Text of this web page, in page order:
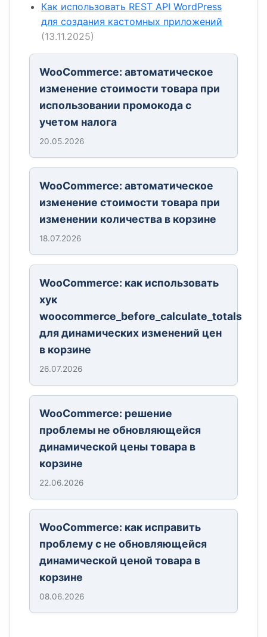
Как использовать REST API WordPress
для создания кастомных приложений
(13.11.2025)
WooCommerce: автоматическое
изменение стоимости товара при
использовании промокода с
учетом налога
20.05.2026
WooCommerce: автоматическое
изменение стоимости товара при
изменении количества в корзине
18.07.2026
WooCommerce: как использовать
хук
woocommerce_before_calculate_totals
для динамических изменений цен
в корзине
26.07.2026
WooCommerce: решение
проблемы не обновляющейся
динамической цены товара в
корзине
22.06.2026
WooCommerce: как исправить
проблему с не обновляющейся
динамической ценой товара в
корзине
08.06.2026